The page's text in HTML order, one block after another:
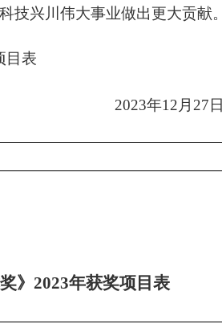
技兴川伟大事业做出更大贡献。
目表
2023年12月27日
》 2023年获奖项目表